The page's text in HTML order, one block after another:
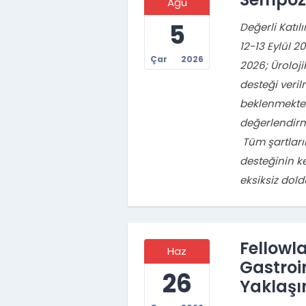
5
Çar 2026
Değerli
12-13 Eylül
2026;
desteği
Tüm
desteğinin
eksiksiz
Haz
26